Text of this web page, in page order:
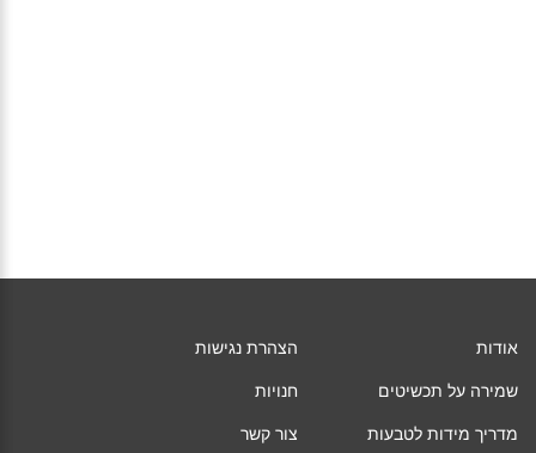
אודות
שמירה על תכשיטים
מדריך מידות לטבעות
הצהרת נגישות
חנויות
צור קשר